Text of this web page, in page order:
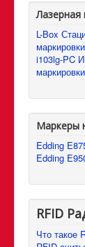
Лазерная
L-Box
маркировки
i103lg-PC
маркировки
Маркеры
Edding
Edding
RFID
Что такое